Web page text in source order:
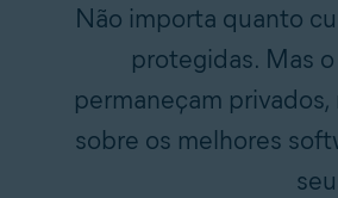
Não importa quanto
protegidas. Mas
permaneçam
sobre os melhores